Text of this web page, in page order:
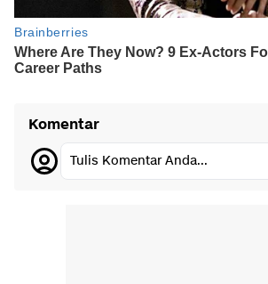
Komentar
Tulis Komentar Anda...